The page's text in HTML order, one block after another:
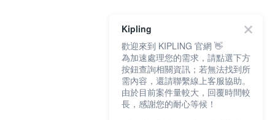
Kipling
歡迎來到 KIPLING 官網 👋
為加速處理您的需求，請點選下方
按鈕查詢相關資訊；若無法找到所
需內容，還請聯繫線上客服協助。
由於目前案件量較大，回覆時間較
長，感謝您的耐心等候！